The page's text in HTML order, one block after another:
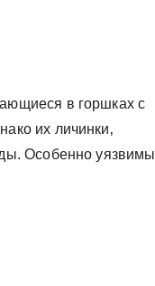
в горшках с
их личинки‚
Особенно уязвимы